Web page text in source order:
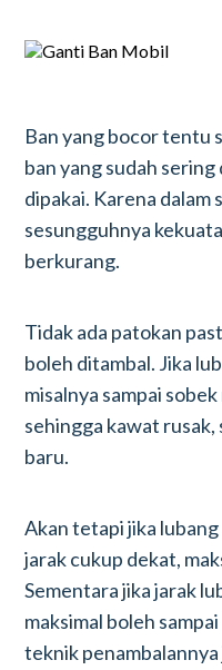
Ban yang bocor tentu
ban yang sudah
dipakai. Karena dalam
sesungguhnya
berkurang.
Tidak ada patokan
boleh ditambal. Jika
misalnya sampai
sehingga kawat
baru.
Akan tetapi jika
jarak cukup dekat,
Sementara jika jarak
maksimal boleh
teknik